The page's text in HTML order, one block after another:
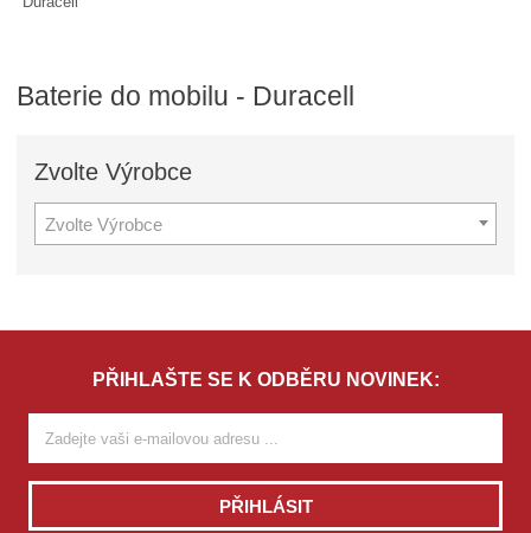
Baterie do mobilu - Duracell
ZvolteVýrobce
Zvolte Výrobce
o
l
Zvolte Model
PŘIHLAŠTE SE K ODBĚRU NOVINEK:
PŘIHLÁSIT